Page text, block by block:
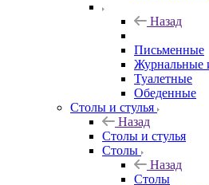
Назад
Письменные
Журнальные
Туалетные
Обеденные
Столы и стулья
Назад
Столы и стулья
Столы
Назад
Столы